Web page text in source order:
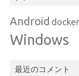
Android docker
Windows
最近のコメント